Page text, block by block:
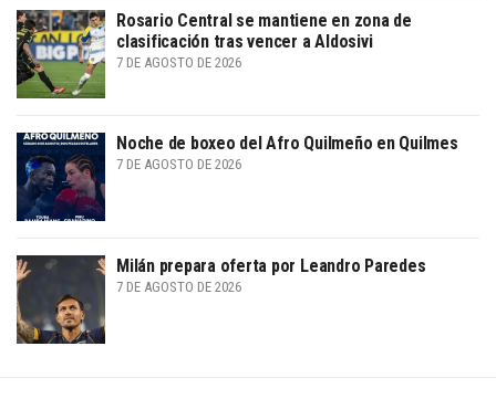
Rosario Central se mantiene en zona de
clasificación tras vencer a Aldosivi
7 DE AGOSTO DE 2026
Noche de boxeo del Afro Quilmeño en Quilmes
7 DE AGOSTO DE 2026
Milán prepara oferta por Leandro Paredes
7 DE AGOSTO DE 2026